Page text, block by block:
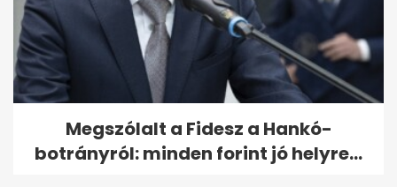
Megszólalt a Fidesz a Hankó-
botrányról: minden forint jó helyre...